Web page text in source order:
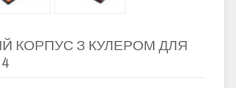
КОРПУС З КУЛЕРОМ ДЛЯ